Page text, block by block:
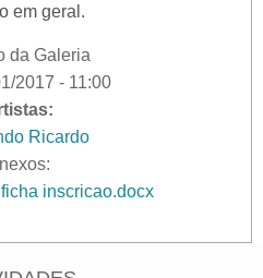
em geral.
da Galeria
2017 - 11:00
Ricardo
inscricao.docx